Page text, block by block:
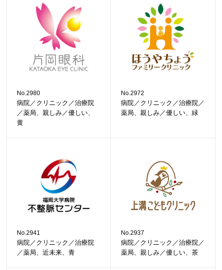
No.2980
病院／クリニック／治療院
／薬局、親しみ／優しい、
黄
No.2972
病院／クリニック／治療院／
薬局、親しみ／優しい、緑
No.2941
病院／クリニック／治療院
／薬局、近未来、青
No.2937
病院／クリニック／治療院／
薬局、親しみ／優しい、茶